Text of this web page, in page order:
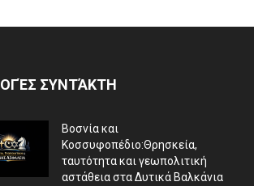
ΣΥΝΤΆΚΤΗ
Βοσνία και
Κοσσυφοπέδιο:Θρησκεία,
ταυτότητα και γεωπολιτική
αστάθεια στα Δυτικά Βαλκάνια